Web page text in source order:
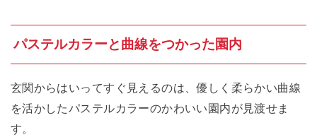
パステルカラーと曲線をつかった園内
玄関からはいってすぐ見えるのは、優しく柔らかい曲線
を活かしたパステルカラーのかわいい園内が見渡せま
す。